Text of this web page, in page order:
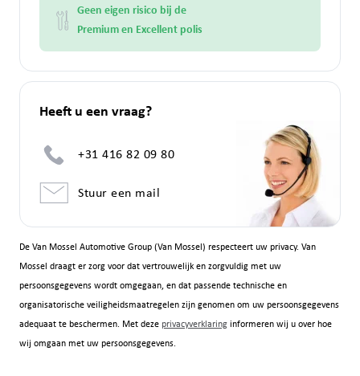
De Van Mossel Automotive Group (Van Mossel) respecteert uw privacy. Van
Mossel draagt er zorg voor dat vertrouwelijk en zorgvuldig met uw
persoonsgegevens wordt omgegaan, en dat passende technische en
organisatorische veiligheidsmaatregelen zijn genomen om uw persoonsgegevens
adequaat te beschermen. Met deze privacyverklaringinformeren wij u over hoe
wij omgaan met uw persoonsgegevens.
Geen eigen risico bij de
Premium en Excellent polis
Heeft u een vraag?
+31 416 82 09 80
Stuur een mail